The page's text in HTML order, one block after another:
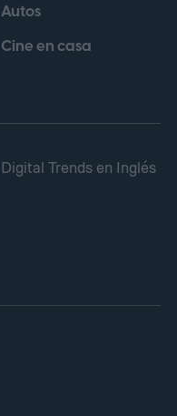
Autos
Cine en casa
Digital Trends en Inglés